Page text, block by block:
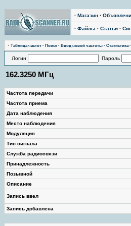
· Магазин ·
· Файлы · Статьи ·
· Таблица частот · Поиск · Ввод новой частоты · Статистика·
Логин Пароль
162.3250 МГц
Частота передачи
Частота приема
Дата наблюдения
Место наблюдения
Модуляция
Тип сигнала
Служба радиосвязи
Принадлежность
Позывной
Описание
Запись ввел
Запись добавлена